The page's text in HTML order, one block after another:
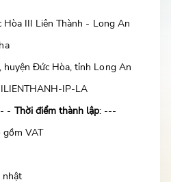
Hòa III Liên Thành - Long An
huyện Đức Hòa, tỉnh Long An
IP-LA
- Thời điểm thành lập: ---
gồm VAT
nhật